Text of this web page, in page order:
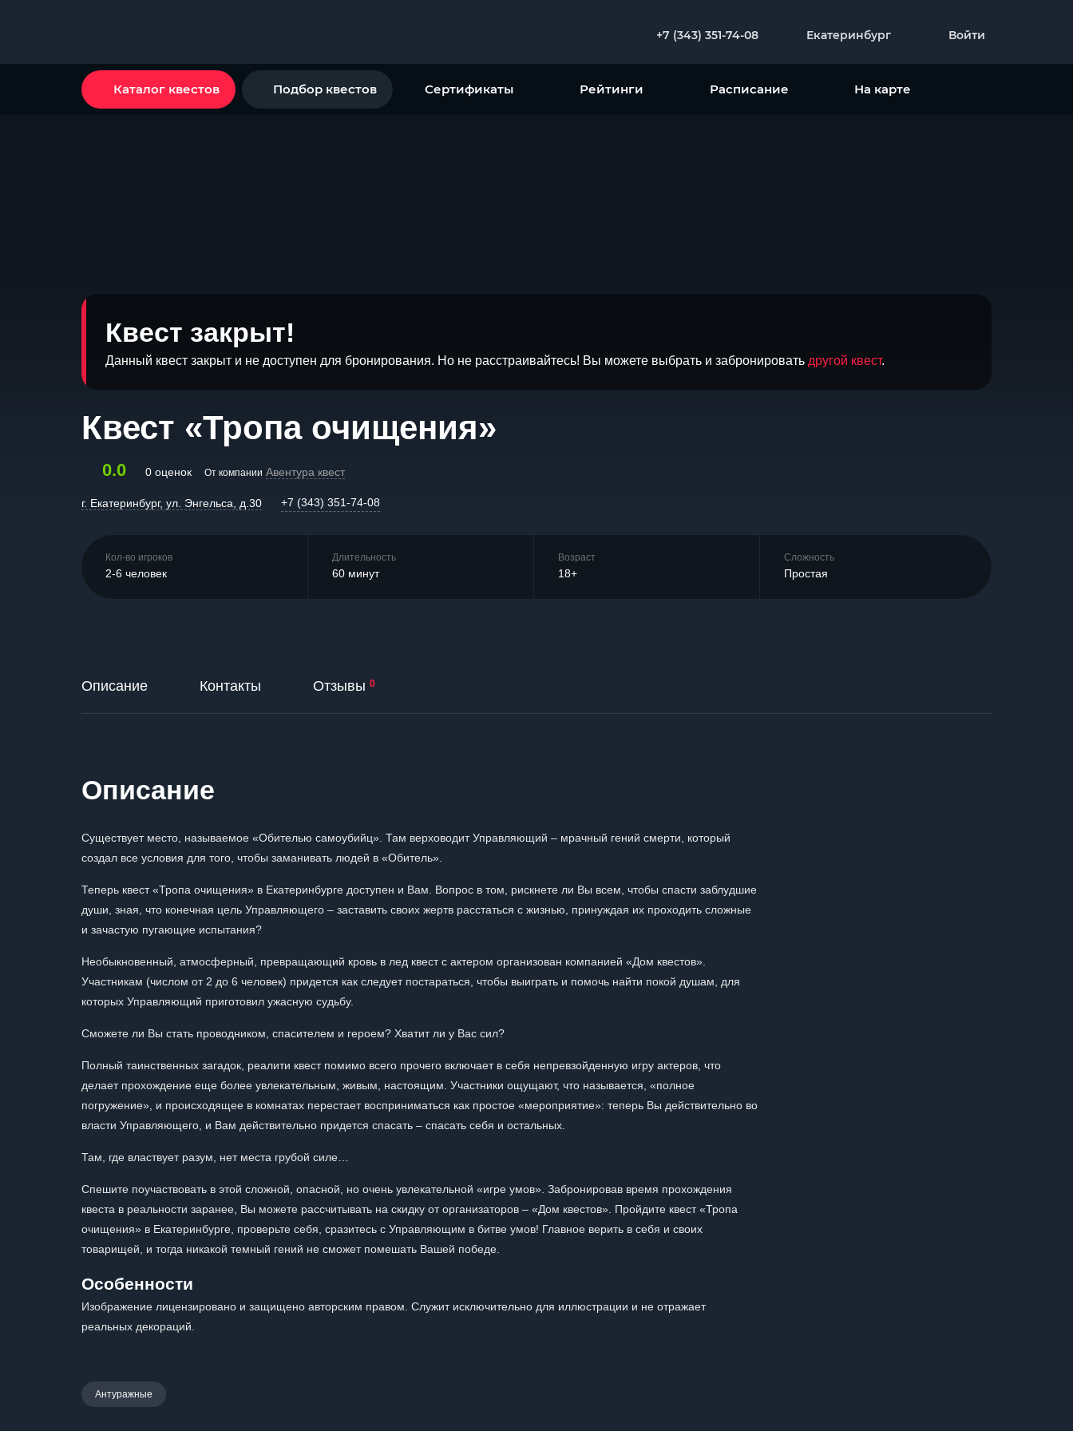
+7 (343) 351-74-08 Екатеринбург Войти
Каталог квестов Подбор квестов Сертификаты Рейтинги Расписание На карте
Квест закрыт!
Данный квест закрыт и не доступен для бронирования. Но не расстраивайтесь! Вы можете выбрать и забронировать другой квест.
Квест «Тропа очищения»
0.0 0 оценок От компании Авентура квест
г. Екатеринбург, ул. Энгельса, д.30 +7 (343) 351-74-08
Кол-во игроков
2-6 человек
Длительность
60 минут
Возраст
18+
Сложность
Простая
Описание Контакты Отзывы 0
Описание
Существует место, называемое «Обителью самоубийц». Там верховодит Управляющий – мрачный гений смерти, который
создал все условия для того, чтобы заманивать людей в «Обитель».
Теперь квест «Тропа очищения» в Екатеринбурге доступен и Вам. Вопрос в том, рискнете ли Вы всем, чтобы спасти заблудшие
души, зная, что конечная цель Управляющего – заставить своих жертв расстаться с жизнью, принуждая их проходить сложные
и зачастую пугающие испытания?
Необыкновенный, атмосферный, превращающий кровь в лед квест с актером организован компанией «Дом квестов».
Участникам (числом от 2 до 6 человек) придется как следует постараться, чтобы выиграть и помочь найти покой душам, для
которых Управляющий приготовил ужасную судьбу.
Сможете ли Вы стать проводником, спасителем и героем? Хватит ли у Вас сил?
Полный таинственных загадок, реалити квест помимо всего прочего включает в себя непревзойденную игру актеров, что
делает прохождение еще более увлекательным, живым, настоящим. Участники ощущают, что называется, «полное
погружение», и происходящее в комнатах перестает восприниматься как простое «мероприятие»: теперь Вы действительно во
власти Управляющего, и Вам действительно придется спасать – спасать себя и остальных.
Там, где властвует разум, нет места грубой силе…
Спешите поучаствовать в этой сложной, опасной, но очень увлекательной «игре умов». Забронировав время прохождения
квеста в реальности заранее, Вы можете рассчитывать на скидку от организаторов – «Дом квестов». Пройдите квест «Тропа
очищения» в Екатеринбурге, проверьте себя, сразитесь с Управляющим в битве умов! Главное верить в себя и своих
товарищей, и тогда никакой темный гений не сможет помешать Вашей победе.
Особенности
Изображение лицензировано и защищено авторским правом. Служит исключительно для иллюстрации и не отражает
реальных декораций.
Антуражные